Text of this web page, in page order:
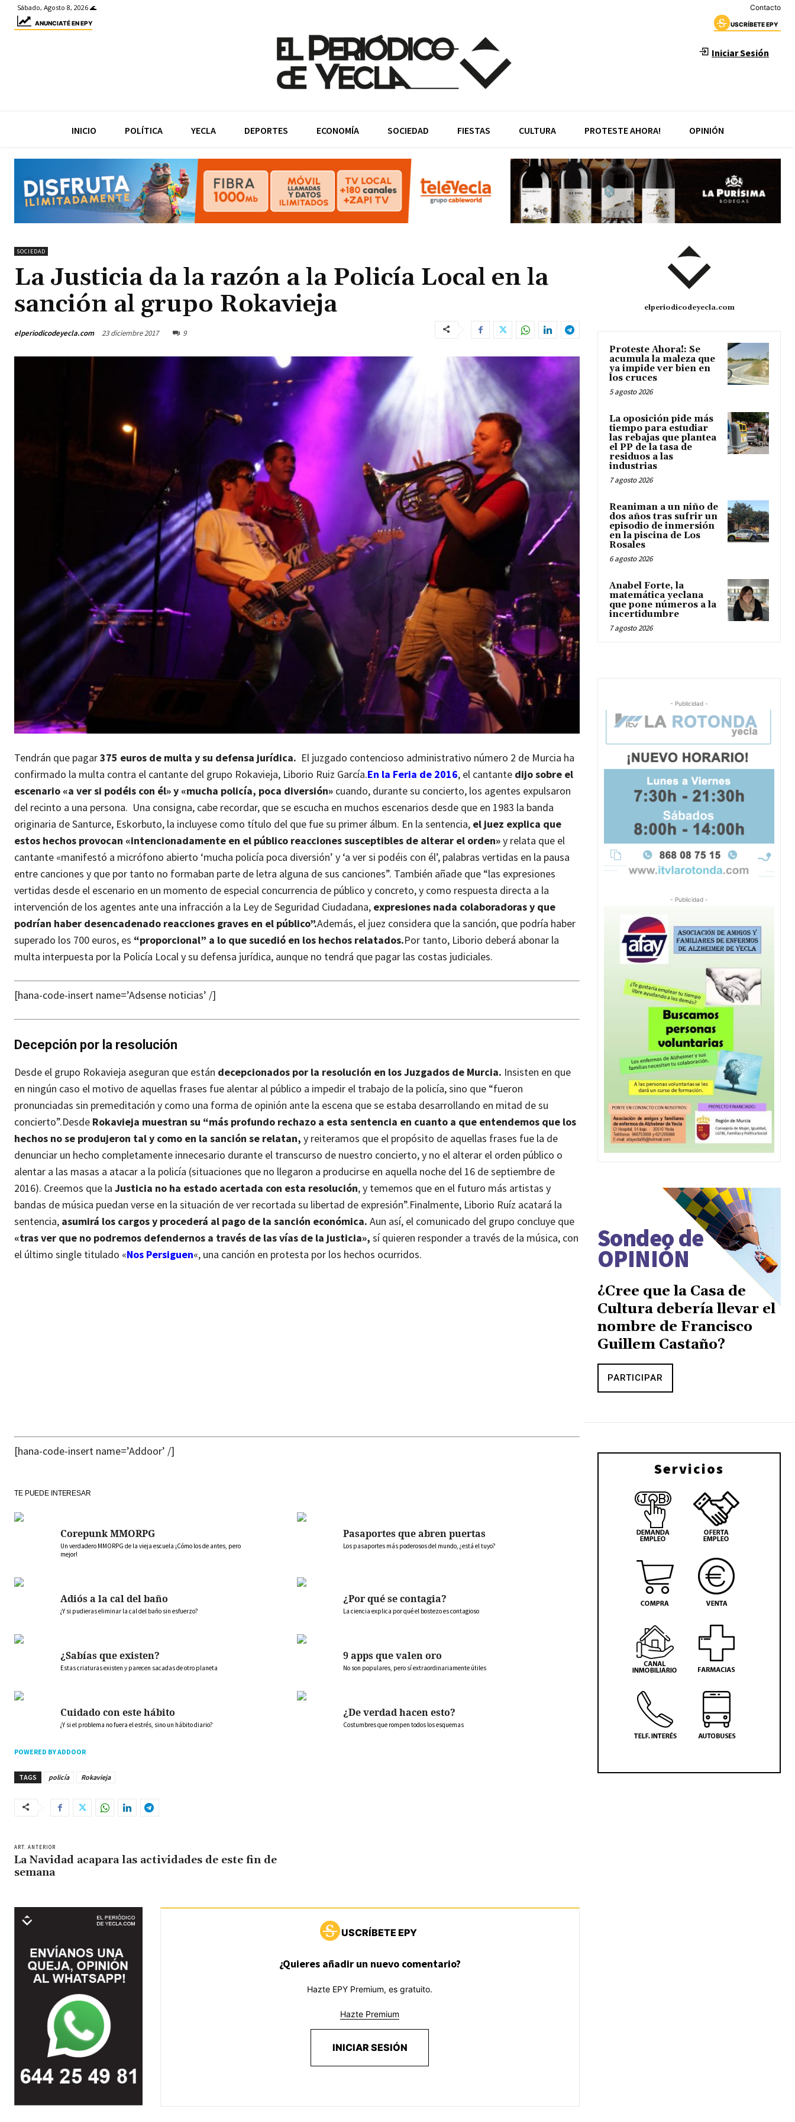
Sábado, Agosto 8, 2026 🌊 Contacto
ANUNCIATÉ EN EPY USCRÍBETE EPY
Iniciar Sesión
INICIO POLÍTICA YECLA DEPORTES ECONOMÍA SOCIEDAD FIESTAS CULTURA PROTESTE AHORA! OPINIÓN
SOCIEDAD
La Justicia da la razón a la Policía Local en la
sanción al grupo Rokavieja
elperiodicodeyecla.com 23 diciembre 2017 9
Tendrán que pagar375 euros de multa y su defensa jurídica. El juzgado contencioso administrativo número 2 de Murcia ha
confirmado la multa contra el cantante del grupo Rokavieja, Liborio Ruiz García.En la Feria de 2016, el cantante dijo sobre el
escenario «a ver si podéis con él» y «mucha policía, poca diversión» cuando, durante su concierto, los agentes expulsaron
del recinto a una persona. Una consigna, cabe recordar, que se escucha en muchos escenarios desde que en 1983 la banda
originaria de Santurce, Eskorbuto, la incluyese como título del que fue su primer álbum. En la sentencia, el juez explica que
estos hechos provocan «intencionadamente en el público reacciones susceptibles de alterar el orden»y relata que el
cantante «manifestó a micrófono abierto ‘mucha policía poca diversión’ y ‘a ver si podéis con él’, palabras vertidas en la pausa
entre canciones y que por tanto no formaban parte de letra alguna de sus canciones”. También añade que “las expresiones
vertidas desde el escenario en un momento de especial concurrencia de público y concreto, y como respuesta directa a la
intervención de los agentes ante una infracción a la Ley de Seguridad Ciudadana, expresiones nada colaboradoras y que
podrían haber desencadenado reacciones graves en el público”.Además, el juez considera que la sanción, que podría haber
superado los 700 euros, es “proporcional” a lo que sucedió en los hechos relatados.Por tanto, Liborio deberá abonar la
multa interpuesta por la Policía Local y su defensa jurídica, aunque no tendrá que pagar las costas judiciales.
[hana-code-insert name=’Adsense noticias’ /]
Decepción por la resolución
Desde el grupo Rokavieja aseguran que están decepcionados por la resolución en los Juzgados de Murcia. Insisten en que
en ningún caso el motivo de aquellas frases fue alentar al público a impedir el trabajo de la policía, sino que “fueron
pronunciadas sin premeditación y como una forma de opinión ante la escena que se estaba desarrollando en mitad de su
concierto”.Desde Rokavieja muestran su “más profundo rechazo a esta sentencia en cuanto a que entendemos que los
hechos no se produjeron tal y como en la sanción se relatan, y reiteramos que el propósito de aquellas frases fue la de
denunciar un hecho completamente innecesario durante el transcurso de nuestro concierto, y no el alterar el orden público o
alentar a las masas a atacar a la policía (situaciones que no llegaron a producirse en aquella noche del 16 de septiembre de
2016). Creemos que la Justicia no ha estado acertada con esta resolución, y tememos que en el futuro más artistas y
bandas de música puedan verse en la situación de ver recortada su libertad de expresión”.Finalmente, Liborio Ruíz acatará la
sentencia, asumirá los cargos y procederá al pago de la sanción económica. Aun así, el comunicado del grupo concluye que
«tras ver que no podremos defendernos a través de las vías de la justicia», sí quieren responder a través de la música, con
el último single titulado «Nos Persiguen«, una canción en protesta por los hechos ocurridos.
[hana-code-insert name=’Addoor’ /]
TE PUEDE INTERESAR
Corepunk MMORPG
Un verdadero MMORPG de la vieja escuela ¡Cómo los de antes, pero
mejor!
Pasaportes que abren puertas
Los pasaportes más poderosos del mundo, ¿está el tuyo?
Adiós a la cal del baño
¿Y si pudieras eliminar la cal del baño sin esfuerzo?
¿Por qué se contagia?
La ciencia explica por qué el bostezo es contagioso
¿Sabías que existen?
Estas criaturas existen y parecen sacadas de otro planeta
9 apps que valen oro
No son populares, pero sí extraordinariamente útiles
Cuidado con este hábito
¿Y si el problema no fuera el estrés, sino un hábito diario?
¿De verdad hacen esto?
Costumbres que rompen todos los esquemas
POWERED BY ADDOOR
TAGS policía Rokavieja
ART. ANTERIOR
La Navidad acapara las actividades de este fin de
semana
USCRÍBETE EPY
¿Quieres añadir un nuevo comentario?
Hazte EPY Premium, es gratuito.
Hazte Premium
INICIAR SESIÓN
elperiodicodeyecla.com
Proteste Ahora!: Se
acumula la maleza que
ya impide ver bien en
los cruces
5 agosto 2026
La oposición pide más
tiempo para estudiar
las rebajas que plantea
el PP de la tasa de
residuos a las
industrias
7 agosto 2026
Reaniman a un niño de
dos años tras sufrir un
episodio de inmersión
en la piscina de Los
Rosales
6 agosto 2026
Anabel Forte, la
matemática yeclana
que pone números a la
incertidumbre
7 agosto 2026
- Publicidad -
- Publicidad -
Sondeo de
OPINIÓN
¿Cree que la Casa de
Cultura debería llevar el
nombre de Francisco
Guillem Castaño?
PARTICIPAR
Servicios